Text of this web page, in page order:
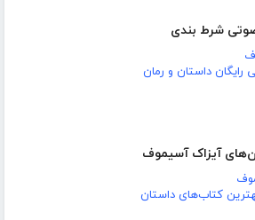
شرط بندی
داستان و رمان
آیزاک آسیموف
کتاب‌های داستان